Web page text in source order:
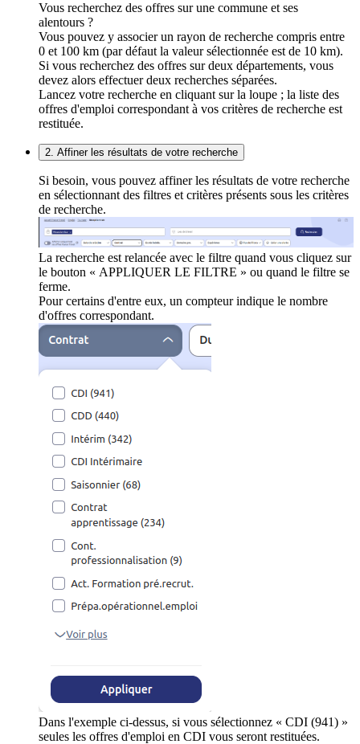
Vous recherchez des offres sur une commune et ses
alentours ?
Vous pouvez y associer un rayon de recherche compris entre
0 et 100 km (par défaut la valeur sélectionnée est de 10 km).
Si vous recherchez des offres sur deux départements, vous
devez alors effectuer deux recherches séparées.
Lancez votre recherche en cliquant sur la loupe ; la liste des
offres d'emploi correspondant à vos critères de recherche est
restituée.
2. Affiner les résultats de votre recherche
Si besoin, vous pouvez affiner les résultats de votre recherche
en sélectionnant des filtres et critères présents sous les critères
de recherche.
La recherche est relancée avec le filtre quand vous cliquez sur
le bouton « APPLIQUER LE FILTRE » ou quand le filtre se
ferme.
Pour certains d'entre eux, un compteur indique le nombre
d'offres correspondant.
Dans l'exemple ci-dessus, si vous sélectionnez « CDI (941) »
seules les offres d'emploi en CDI vous seront restituées.